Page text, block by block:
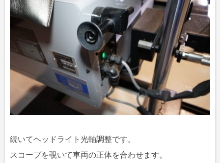
続いてヘッドライト光軸調整です。
スコープを覗いて車両の正体を合わせます。